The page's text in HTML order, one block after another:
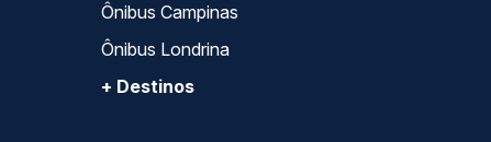
Ônibus Campinas
Ônibus Londrina
+ Destinos